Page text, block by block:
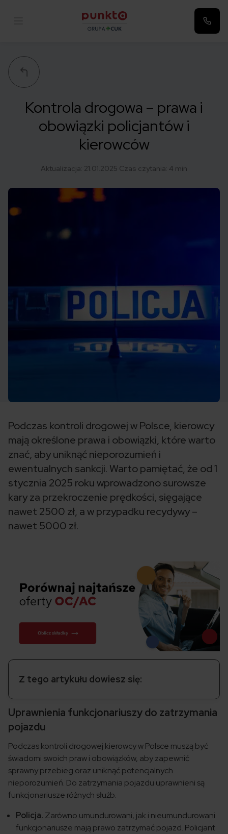
Kontrola drogowa – prawa i
obowiązki policjantów i
kierowców
Aktualizacja: 21.01.2025 Czas czytania: 4 min
Podczas kontroli drogowej w Polsce, kierowcy
mają określone prawa i obowiązki, które warto
znać, aby uniknąć nieporozumień i
ewentualnych sankcji. Warto pamiętać, że od 1
stycznia 2025 roku wprowadzono surowsze
kary za przekroczenie prędkości, sięgające
nawet 2500 zł, a w przypadku recydywy –
nawet 5000 zł.
Z tego artykułu dowiesz się:
Uprawnienia funkcjonariuszy do zatrzymania
pojazdu
Podczas kontroli drogowej kierowcy w Polsce muszą być
świadomi swoich praw i obowiązków, aby zapewnić
sprawny przebieg oraz uniknąć potencjalnych
nieporozumień. Do zatrzymania pojazdu uprawnieni są
funkcjonariusze różnych służb.
Policja. Zarówno umundurowani, jak i nieumundurowani
funkcjonariusze mają prawo zatrzymać pojazd. Policjant